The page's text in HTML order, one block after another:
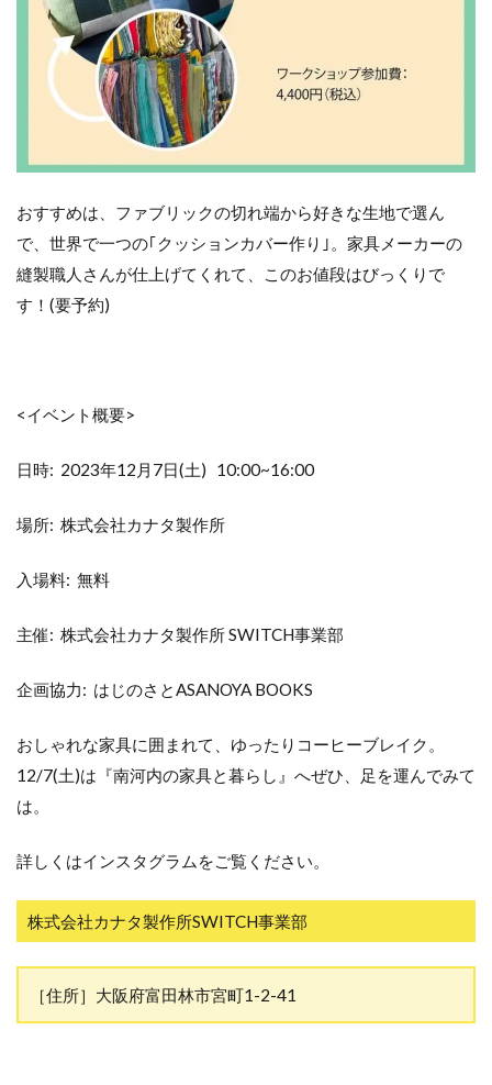
おすすめは、ファブリックの切れ端から好きな生地で選ん
で、世界で一つの｢クッションカバー作り｣。家具メーカーの
縫製職人さんが仕上げてくれて、このお値段はびっくりで
す！(要予約)
<イベント概要>
日時: 2023年12月7日(土) 10:00~16:00
場所: 株式会社カナタ製作所
入場料: 無料
主催: 株式会社カナタ製作所 SWITCH事業部
企画協力: はじのさとASANOYA BOOKS
おしゃれな家具に囲まれて、ゆったりコーヒーブレイク。
12/7(土)は『南河内の家具と暮らし』へぜひ、足を運んでみて
は。
詳しくはインスタグラムをご覧ください。
株式会社カナタ製作所SWITCH事業部
［住所］大阪府富田林市宮町1-2-41